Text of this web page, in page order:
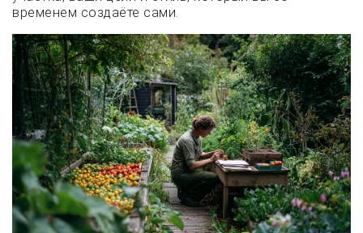
временем создаёте сами.